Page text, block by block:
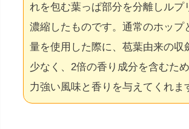
れを包む葉っぱ部分を分離しルプ
濃縮したものです。通常のホップ
量を使用した際に、苞葉由来の収
少なく、2倍の香り成分を含むた
力強い風味と香りを与えてくれま